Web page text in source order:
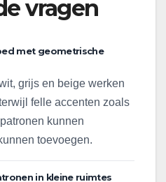
vragen
met geometrische
grijs en beige werken
felle accenten zoals
kunnen
toevoegen.
in kleine ruimtes